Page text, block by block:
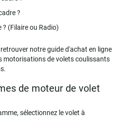
?
(Filaire ou Radio)
notre guide d'achat en ligne
motorisations de volets coulissants
de moteur de volet
sélectionnez le volet à